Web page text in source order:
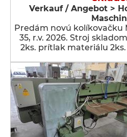
Verkauf / Angebot >
Predám novú kolíkovačku
35, r.v. 2026. Stroj
2ks. prítlak materiálu